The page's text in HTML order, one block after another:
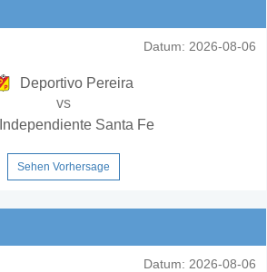
Datum: 2026-08-06
Deportivo Pereira
vs
Independiente Santa Fe
Sehen Vorhersage
Datum: 2026-08-06